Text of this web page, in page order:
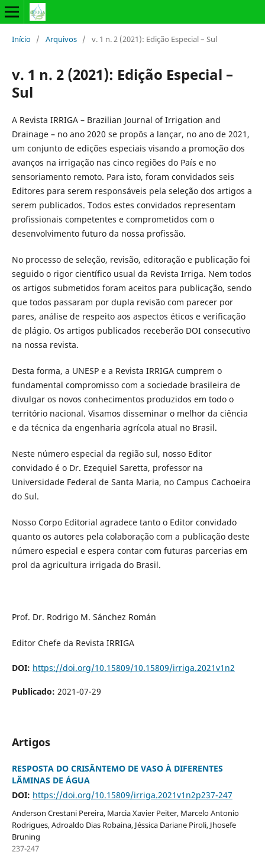
Início / Arquivos / v. 1 n. 2 (2021): Edição Especial – Sul
v. 1 n. 2 (2021): Edição Especial –
Sul
A Revista IRRIGA – Brazilian Journal of Irrigation and
Drainage – no ano 2020 se propôs a lançar, no ano de 2021,
um conjunto de edições especiais visando a promoção dos
avanços na irrigação nas cinco regiões do País e no
sensoriamento remoto. Para isto, foram convidados seis
Editores para serem responsáveis pela seleção dos artigos a
serem publicados. Todos estes convidados representam
profissionais competentes e comprometidos com o
desenvolvimento futuro da nossa profissão.
No processo de seleção, revisão, editoração e publicação foi
seguido o rigor científico usual da Revista Irriga. Nem todos
os artigos submetidos foram aceitos para publicação, sendo
que todos passaram por dupla revisão com parecer por
pares, análise de respeito aos aspectos éticos e verificação
de plágio. Os artigos publicados receberão DOI consecutivo
na nossa revista.
Desta forma, a UNESP e a Revista IRRIGA cumprem o
fundamental compromisso com a sociedade brasileira de
divulgar os novos conhecimentos produzidos em todo o
território nacional. Visamos disseminar o melhor da ciência
e da técnica da engenharia agrícola atual no Brasil.
Neste número especial da região sul, nosso Editor
convidado é o Dr. Ezequiel Saretta, professor na
Universidade Federal de Santa Maria, no Campus Cachoeira
do Sul.
Nosso Corpo Editorial agradece tanto o Editor convidado
quanto os autores pela colaboração com a publicação deste
número especial e espera contar com futuras parcerias em
prol da agricultura irrigada do Brasil.
Prof. Dr. Rodrigo M. Sánchez Román
Editor Chefe da Revista IRRIGA
DOI: https://doi.org/10.15809/10.15809/irriga.2021v1n2
Publicado: 2021-07-29
Artigos
RESPOSTA DO CRISÂNTEMO DE VASO À DIFERENTES
LÂMINAS DE ÁGUA
DOI: https://doi.org/10.15809/irriga.2021v1n2p237-247
Anderson Crestani Pereira, Marcia Xavier Peiter, Marcelo Antonio
Rodrigues, Adroaldo Dias Robaina, Jéssica Dariane Piroli, Jhosefe
Bruning
237-247